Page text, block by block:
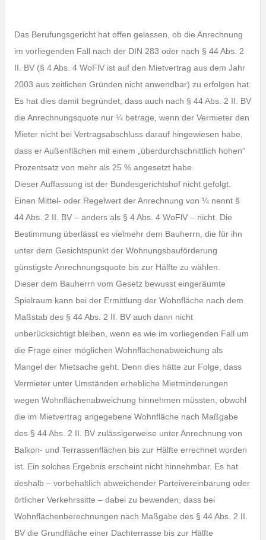
Das Berufungsgericht hat offen gelassen, ob die Anrechnung
im vorliegenden Fall nach der DIN 283 oder nach § 44 Abs. 2
II. BV (§ 4 Abs. 4 WoFlV ist auf den Mietvertrag aus dem Jahr
2003 aus zeitlichen Gründen nicht anwendbar) zu erfolgen hat.
Es hat dies damit begründet, dass auch nach § 44 Abs. 2 II. BV
die Anrechnungsquote nur ¼ betrage, wenn der Vermieter den
Mieter nicht bei Vertragsabschluss darauf hingewiesen habe,
dass er Außenflächen mit einem „überdurchschnittlich hohen“
Prozentsatz von mehr als 25 % angesetzt habe.
Dieser Auffassung ist der Bundesgerichtshof nicht gefolgt.
Einen Mittel- oder Regelwert der Anrechnung von ¼ nennt §
44 Abs. 2 II. BV – anders als § 4 Abs. 4 WoFlV – nicht. Die
Bestimmung überlässt es vielmehr dem Bauherrn, die für ihn
unter dem Gesichtspunkt der Wohnungsbauförderung
günstigste Anrechnungsquote bis zur Hälfte zu wählen.
Dieser dem Bauherrn vom Gesetz bewusst eingeräumte
Spielraum kann bei der Ermittlung der Wohnfläche nach dem
Maßstab des § 44 Abs. 2 II. BV auch dann nicht
unberücksichtigt bleiben, wenn es wie im vorliegenden Fall um
die Frage einer möglichen Wohnflächenabweichung als
Mangel der Mietsache geht. Denn dies hätte zur Folge, dass
Vermieter unter Umständen erhebliche Mietminderungen
wegen Wohnflächenabweichung hinnehmen müssten, obwohl
die im Mietvertrag angegebene Wohnfläche nach Maßgabe
des § 44 Abs. 2 II. BV zulässigerweise unter Anrechnung von
Balkon- und Terrassenflächen bis zur Hälfte errechnet worden
ist. Ein solches Ergebnis erscheint nicht hinnehmbar. Es hat
deshalb – vorbehaltlich abweichender Parteivereinbarung oder
örtlicher Verkehrssitte – dabei zu bewenden, dass bei
Wohnflächenberechnungen nach Maßgabe des § 44 Abs. 2 II.
BV die Grundfläche einer Dachterrasse bis zur Hälfte